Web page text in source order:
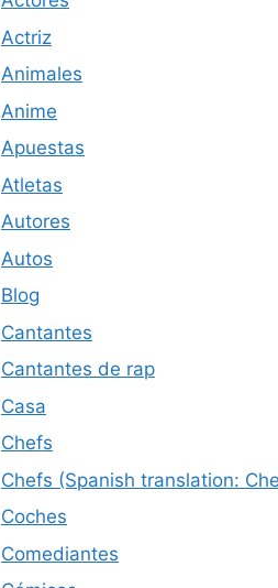
Actriz
Animales
Anime
Apuestas
Atletas
Autores
Autos
Blog
Cantantes
Cantantes de rap
Casa
Chefs
Chefs (Spanish translation:
Coches
Comediantes